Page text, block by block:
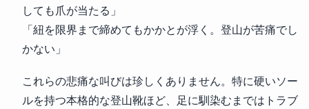
しても爪が当たる」
「紐を限界まで締めてもかかとが浮く。登山が苦痛でし
かない」
これらの悲痛な叫びは珍しくありません。特に硬いソー
ルを持つ本格的な登山靴ほど、足に馴染むまではトラブ